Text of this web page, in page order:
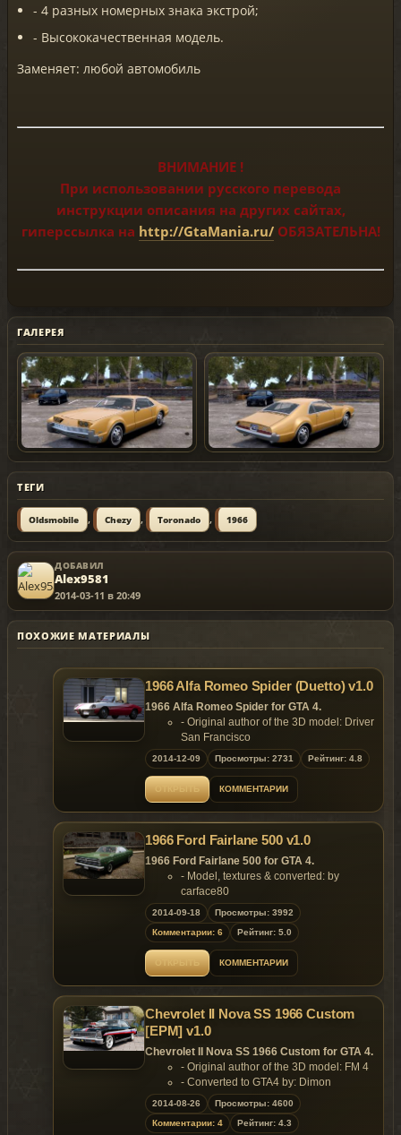
- 4 разных номерных знака экстрой;
- Высококачественная модель.
Заменяет: любой автомобиль
ВНИМАНИЕ !
При использовании русского перевода
инструкции описания на других сайтах,
гиперссылка на http://GtaMania.ru/ОБЯЗАТЕЛЬНА!
ГАЛЕРЕЯ
ТЕГИ
Oldsmobile , Chezy , Toronado , 1966
ДОБАВИЛ
Alex9581
2014-03-11 в 20:49
ПОХОЖИЕ МАТЕРИАЛЫ
1966 Alfa Romeo Spider (Duetto) v1.0
1966 Alfa Romeo Spider for GTA 4.
- Original author of the 3D model: Driver
San Francisco
- Convert & edited by:YCA-RE
- Screenshots by:Martin_xpl, Vsoreny,
Nima
Features:
- Model support all features of the
- Mid-poly model, bit I like it;
- Roof extra;
- color1: body;
- color2: interior.
Replaces: any car
Template included.
2014-12-09 Просмотры: 2731 Рейтинг: 4.8
КОММЕНТАРИИ
1966 Ford Fairlane 500 v1.0
1966 Ford Fairlane 500 for GTA 4.
- Model, textures & converted: by
carface80
Features of model:
- Model support all features of the
game;
- High detailed 3D model;
- 500XL deluxe interior;
- Low WTD Texture size (under 600kb);
- detailed door sills and jambs;
- detailed engine and trunk
- Low poly LOD1 and LOD2
Incorporated.
Replaces: any car
2014-09-18
Просмотры: 3992
Комментарии: 6
Рейтинг: 5.0
КОММЕНТАРИИ
Chevrolet II Nova SS 1966 Custom
[EPM] v1.0
Chevrolet II Nova SS 1966 Custom for GTA 4.
- Original author of the 3D model: FM 4
- Converted to GTA4 by: Dimon
Features:
- Model support all features of the
game.
2014-08-26
Просмотры: 4600
Комментарии: 4
Рейтинг: 4.3